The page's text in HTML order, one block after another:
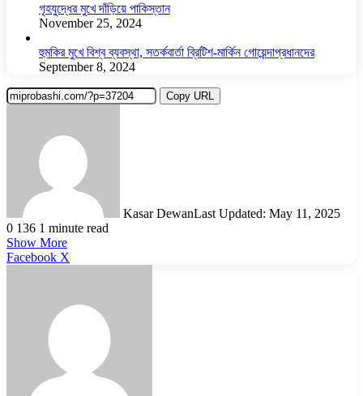
গৃহযুদ্ধের মুখে দাঁড়িয়ে পাকিস্তান
November 25, 2024
হুমকির মুখে বিশ্ব ব্যবস্থা, সতর্কবার্তা ব্রিটিশ-মার্কিন গোয়েন্দাপ্রধানদের
September 8, 2024
Copy URL
Kasar DewanLast Updated: May 11, 2025
0 136 1 minute read
Show More
Facebook X